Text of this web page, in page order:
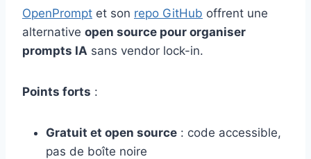
OpenPrompt et son repo GitHub offrent une
alternative open source pour organiser
prompts IA sans vendor lock-in.
Points forts :
Gratuit et open source : code accessible,
pas de boîte noire